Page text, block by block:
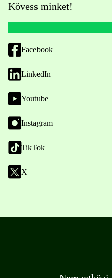
Kövess minket!
Facebook
LinkedIn
Youtube
Instagram
TikTok
X